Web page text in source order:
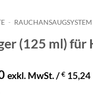
- RAUCHANSAUGSYSTEM
(125 ml) für
exkl. MwSt. /€ 15,24